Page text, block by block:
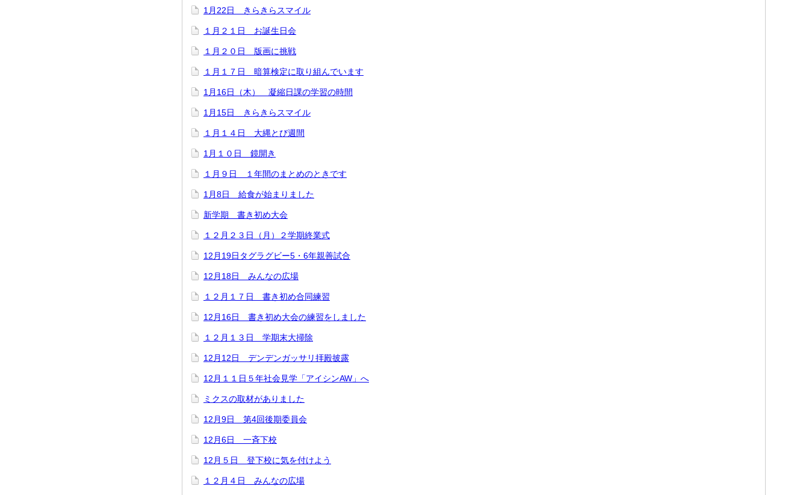
1月22日 きらきらスマイル
１月２１日 お誕生日会
１月２０日 版画に挑戦
１月１７日 暗算検定に取り組んでいます
1月16日（木） 凝縮日課の学習の時間
1月15日 きらきらスマイル
１月１４日 大縄とび週間
1月１０日 鏡開き
１月９日 １年間のまとめのときです
1月8日 給食が始まりました
新学期 書き初め大会
１２月２３日（月）２学期終業式
12月19日タグラグビー5・6年親善試合
12月18日 みんなの広場
１２月１７日 書き初め合同練習
12月16日 書き初め大会の練習をしました
１２月１３日 学期末大掃除
12月12日 デンデンガッサリ拝殿披露
12月１１日５年社会見学「アイシンAW」へ
ミクスの取材がありました
12月9日 第4回後期委員会
12月6日 一斉下校
12月５日 登下校に気を付けよう
１２月４日 みんなの広場